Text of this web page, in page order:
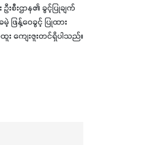
းစီးဌာန၏ ခွင့်ပြုချက်
ဖြန့်ဝေခွင့် ပြုထား
း ကျေးဇူးတင်ရှိပါသည်။